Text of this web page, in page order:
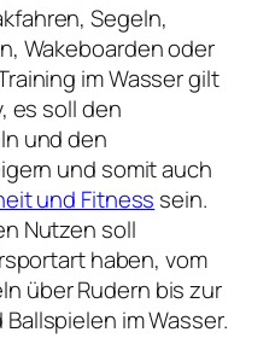
Segeln,
Wakeboarden oder
im Wasser gilt
es soll den
und den
und somit auch
und Fitness sein.
Nutzen soll
haben, vom
über Rudern bis zur
im Wasser.